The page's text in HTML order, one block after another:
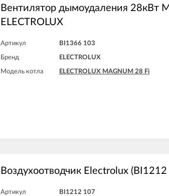
Вентилятор дымоудаления 28кВт
ELECTROLUX
Артикул BI1366 103
Бренд ELECTROLUX
Модель котла ELECTROLUX MAGNUM 28 Fi
Воздухоотводчик Electrolux
Артикул BI1212 107